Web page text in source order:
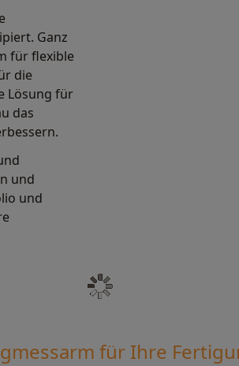
Ganz
für flexible
die
Lösung für
das
und
und
für Ihre